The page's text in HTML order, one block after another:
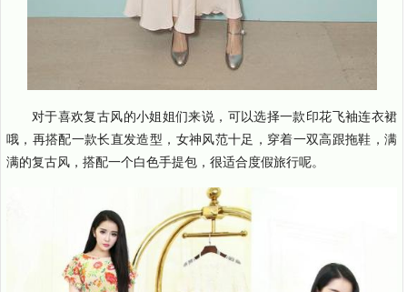
对于喜欢复古风的小姐姐们来说，可以选择一款印花飞袖连衣裙
哦，再搭配一款长直发造型，女神风范十足，穿着一双高跟拖鞋，满
满的复古风，搭配一个白色手提包，很适合度假旅行呢。